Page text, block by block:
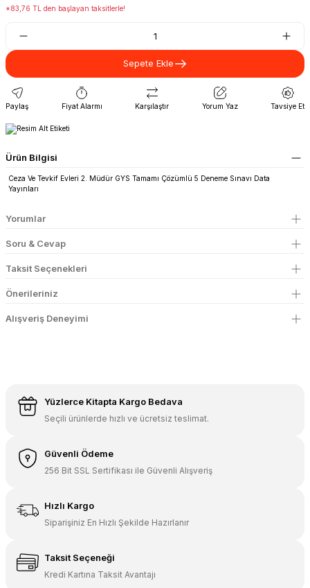
*83,76 TL den başlayan taksitlerle!
Sepete Ekle
Paylaş Fiyat Alarmı Karşılaştır Yorum Yaz Tavsiye Et
Ürün Bilgisi
Ceza Ve Tevkif Evleri 2. Müdür GYS Tamamı Çözümlü 5 Deneme Sınavı Data
Yayınları
Yorumlar
Soru & Cevap
Taksit Seçenekleri
Önerileriniz
Alışveriş Deneyimi
Yüzlerce Kitapta Kargo Bedava
Seçili ürünlerde hızlı ve ücretsiz teslimat.
Güvenli Ödeme
256 Bit SSL Sertifikası ile Güvenli Alışveriş
Hızlı Kargo
Siparişiniz En Hızlı Şekilde Hazırlanır
Taksit Seçeneği
Kredi Kartına Taksit Avantajı